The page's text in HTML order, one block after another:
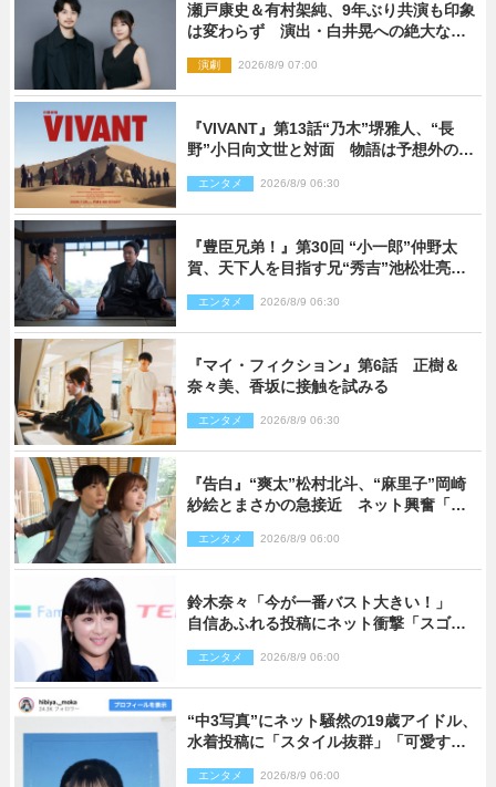
瀬戸康史＆有村架純、9年ぶり共演も印象
は変わらず 演出・白井晃への絶大なる
演劇 2026/8/9 07:00
『VIVANT』第13話“乃木”堺雅人、“長
野”小日向文世と対面 物語は予想外の展
エンタメ 2026/8/9 06:30
『豊臣兄弟！』第30回 “小一郎”仲野太
賀、天下人を目指す兄“秀吉”池松壮亮
エンタメ 2026/8/9 06:30
『マイ・フィクション』第6話 正樹＆
奈々美、香坂に接触を試みる
エンタメ 2026/8/9 06:30
『告白』“爽太”松村北斗、“麻里子”岡崎
紗絵とまさかの急接近 ネット興奮「そ
り）
エンタメ 2026/8/9 06:00
鈴木奈々「今が一番バスト大きい！」
自信あふれる投稿にネット衝撃「スゴ
エンタメ 2026/8/9 06:00
“中3写真”にネット騒然の19歳アイドル、
水着投稿に「スタイル抜群」「可愛すぎ
エンタメ 2026/8/9 06:00